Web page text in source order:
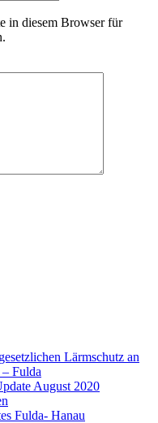
in diesem Browser für
Lärmschutz an
– Fulda
August 2020
Fulda- Hanau